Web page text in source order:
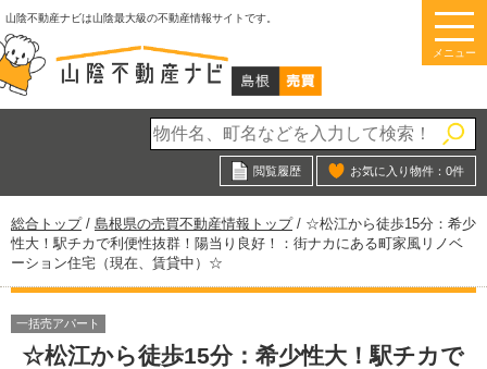
このページの本文へ
山陰不動産ナビは山陰最大級の不動産情報サイトです。
メニュー
閲覧履歴 お気に入り物件： 0件
現
在
の
位
総合トップ/ 島根県の売買不動産情報トップ/ ☆松江から徒歩15分：希少
性大！駅チカで利便性抜群！陽当り良好！：街ナカにある町家風リノベ
ーション住宅（現在、賃貸中）☆
一括売アパート
☆松江から徒歩15分：希少性大！駅チカで